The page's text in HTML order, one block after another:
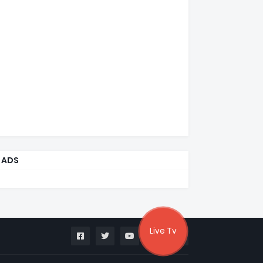
ADS
Live Tv